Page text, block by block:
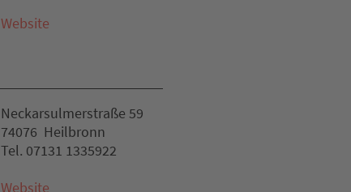
Website
Neckarsulmerstraße 59
74076 Heilbronn
Tel. 07131 1335922
Website